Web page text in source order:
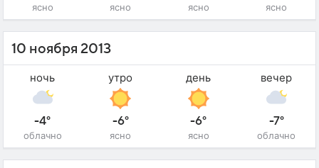
ясно ясно ясно ясно
10 ноября 2013
ночь
-4°
облачно
утро
-6°
ясно
день
-6°
ясно
вечер
-7°
облачно